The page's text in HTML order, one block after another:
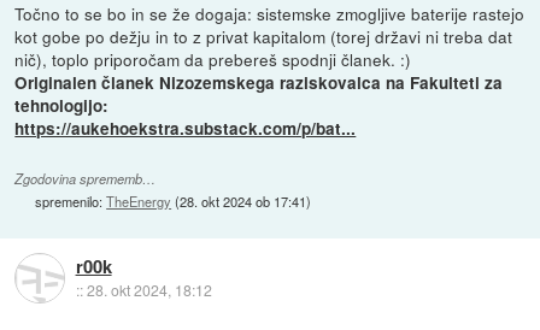
Točno to se bo in se že dogaja: sistemske zmogljive baterije rastejo
kot gobe po dežju in to z privat kapitalom (torej državi ni treba dat
nič), toplo priporočam da prebereš spodnji članek. :)
Originalen članek Nizozemskega raziskovalca na Fakulteti za
tehnologijo:
https://aukehoekstra.substack.com/p/bat...
Zgodovina sprememb…
spremenilo:TheEnergy (28. okt 2024 ob 17:41)
r00k
::28. okt 2024, 18:12